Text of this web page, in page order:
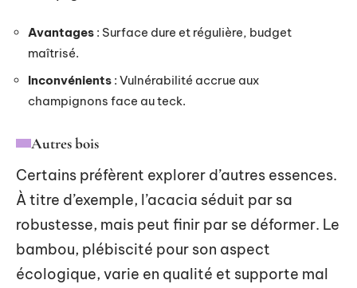
Avantages : Surface dure et régulière, budget
maîtrisé.
Inconvénients : Vulnérabilité accrue aux
champignons face au teck.
Autres bois
Certains préfèrent explorer d’autres essences.
À titre d’exemple, l’acacia séduit par sa
robustesse, mais peut finir par se déformer. Le
bambou, plébiscité pour son aspect
écologique, varie en qualité et supporte mal